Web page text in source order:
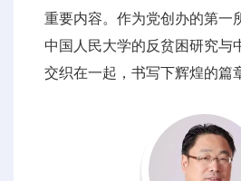
重要内容。作为党创办的第一
中国人民大学的反贫困研究与
交织在一起，书写下辉煌的篇